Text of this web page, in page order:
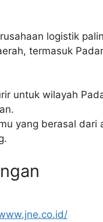
logistik
termasuk
untuk wilayah
yang berasal